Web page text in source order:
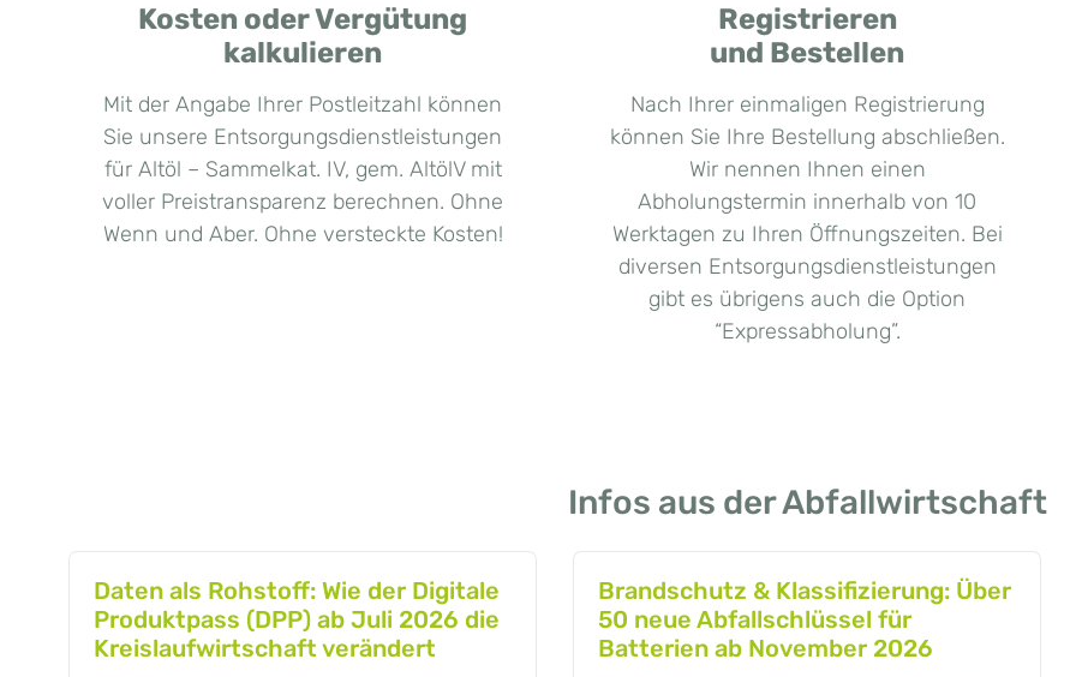
Kosten oder Vergütung
kalkulieren
Mit der Angabe Ihrer Postleitzahl können
Sie unsere Entsorgungsdienstleistungen
für Altöl – Sammelkat. IV, gem. AltölV mit
voller Preistransparenz berechnen. Ohne
Wenn und Aber. Ohne versteckte Kosten!
Registrieren
und Bestellen
Nach Ihrer einmaligen Registrierung
können Sie Ihre Bestellung abschließen.
Wir nennen Ihnen einen
Abholungstermin innerhalb von 10
Werktagen zu Ihren Öffnungszeiten. Bei
diversen Entsorgungsdienstleistungen
gibt es übrigens auch die Option
“Expressabholung”.
Infos aus der Abfallwirtschaft
Daten als Rohstoff: Wie der Digitale
Produktpass (DPP) ab Juli 2026 die
Kreislaufwirtschaft verändert
Brandschutz & Klassifizierung: Über
50 neue Abfallschlüssel für
Batterien ab November 2026